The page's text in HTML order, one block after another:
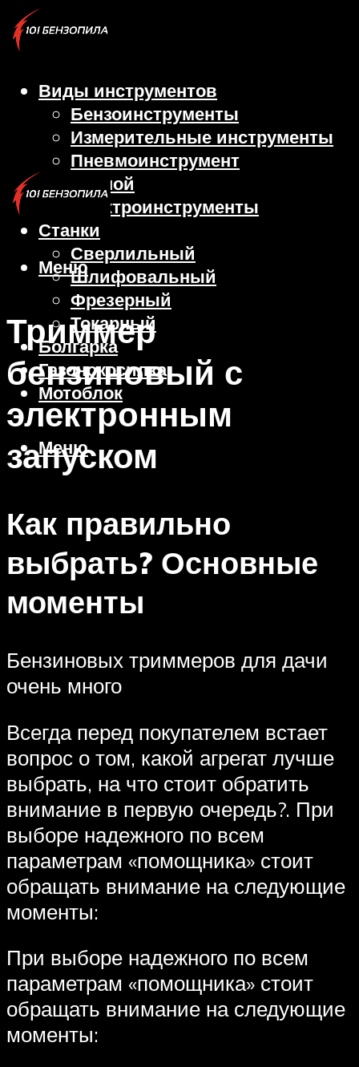
Виды инструментов
Бензоинструменты
Измерительные инструменты
Пневмоинструмент
Ручной
Электроинструменты
Станки
Сверлильный
Шлифовальный
Фрезерный
Токарный
Болгарка
Газонокосилка
Мотоблок
Меню
Меню
Триммер
бензиновый с
электронным
запуском
Как правильно
выбрать? Основные
моменты
Бензиновых триммеров для дачи
очень много
Всегда перед покупателем встает
вопрос о том, какой агрегат лучше
выбрать, на что стоит обратить
внимание в первую очередь?. При
выборе надежного по всем
параметрам «помощника» стоит
обращать внимание на следующие
моменты:
При выборе надежного по всем
параметрам «помощника» стоит
обращать внимание на следующие
моменты: